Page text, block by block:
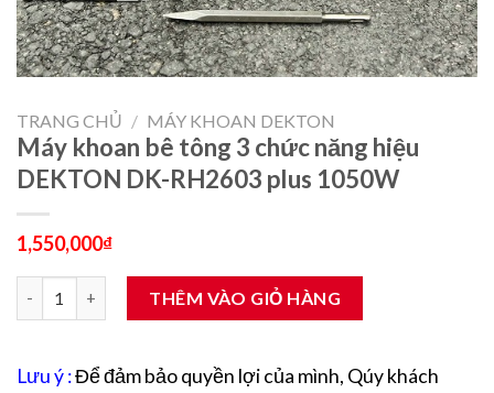
TRANG CHỦ / MÁY KHOAN DEKTON
Máy khoan bê tông 3 chức năng hiệu
DEKTON DK-RH2603 plus 1050W
1,550,000₫
Máy khoan bê tông 3 chức năng hiệu DEKTON DK-RH2603 plus
THÊM VÀO GIỎ HÀNG
Lưu ý :Để đảm bảo quyền lợi của mình, Qúy khách